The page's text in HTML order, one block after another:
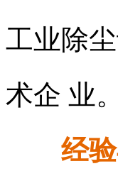
工业除
术企 业。
经验